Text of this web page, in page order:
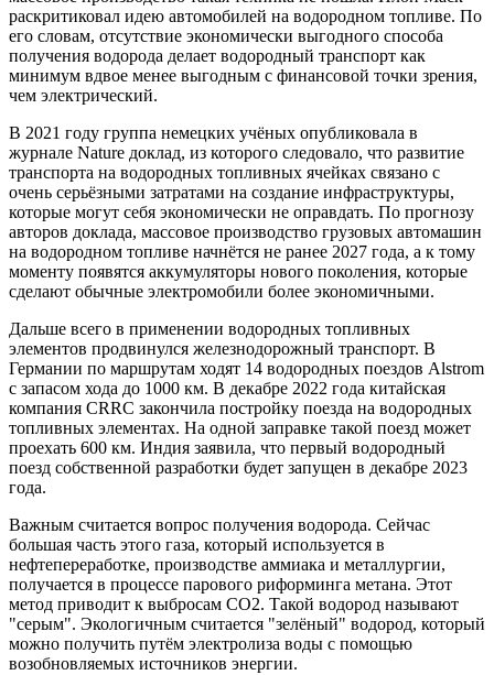
раскритиковал идею автомобилей на водородном топливе. По
его словам, отсутствие экономически выгодного способа
получения водорода делает водородный транспорт как
минимум вдвое менее выгодным с финансовой точки зрения,
чем электрический.
В 2021 году группа немецких учёных опубликовала в
журнале Nature доклад, из которого следовало, что развитие
транспорта на водородных топливных ячейках связано с
очень серьёзными затратами на создание инфраструктуры,
которые могут себя экономически не оправдать. По прогнозу
авторов доклада, массовое производство грузовых автомашин
на водородном топливе начнётся не ранее 2027 года, а к тому
моменту появятся аккумуляторы нового поколения, которые
сделают обычные электромобили более экономичными.
Дальше всего в применении водородных топливных
элементов продвинулся железнодорожный транспорт. В
Германии по маршрутам ходят 14 водородных поездов Alstrom
с запасом хода до 1000 км. В декабре 2022 года китайская
компания CRRC закончила постройку поезда на водородных
топливных элементах. На одной заправке такой поезд может
проехать 600 км. Индия заявила, что первый водородный
поезд собственной разработки будет запущен в декабре 2023
года.
Важным считается вопрос получения водорода. Сейчас
большая часть этого газа, который используется в
нефтепереработке, производстве аммиака и металлургии,
получается в процессе парового риформинга метана. Этот
метод приводит к выбросам CO2. Такой водород называют
"серым". Экологичным считается "зелёный" водород, который
можно получить путём электролиза воды с помощью
возобновляемых источников энергии.